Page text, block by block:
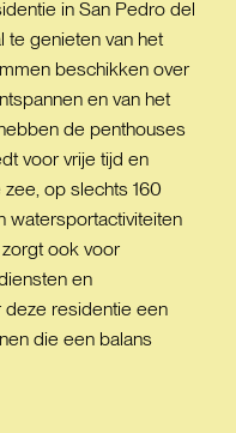
in San Pedro del
te genieten van het
beschikken over
en van het
de penthouses
voor vrije tijd en
op slechts 160
watersportactiviteiten
ook voor
en
residentie een
die een balans